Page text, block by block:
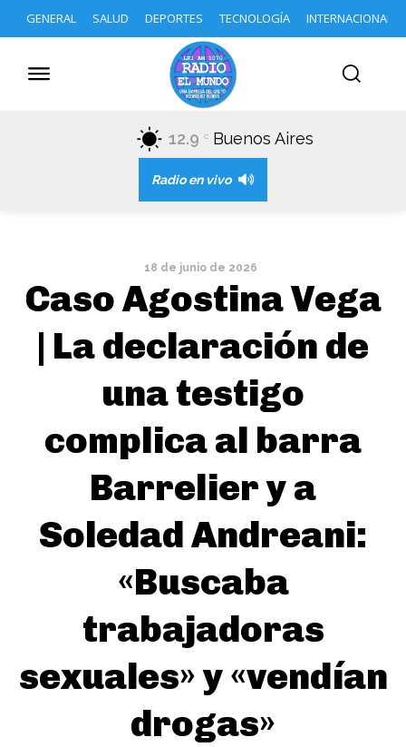
GENERAL SALUD DEPORTES TECNOLOGÍA INTERNACIONAL
12.9 C Buenos Aires
Radio en vivo
18 de junio de 2026
Caso Agostina Vega
| La declaración de
una testigo
complica al barra
Barrelier y a
Soledad Andreani:
«Buscaba
trabajadoras
sexuales» y «vendían
drogas»